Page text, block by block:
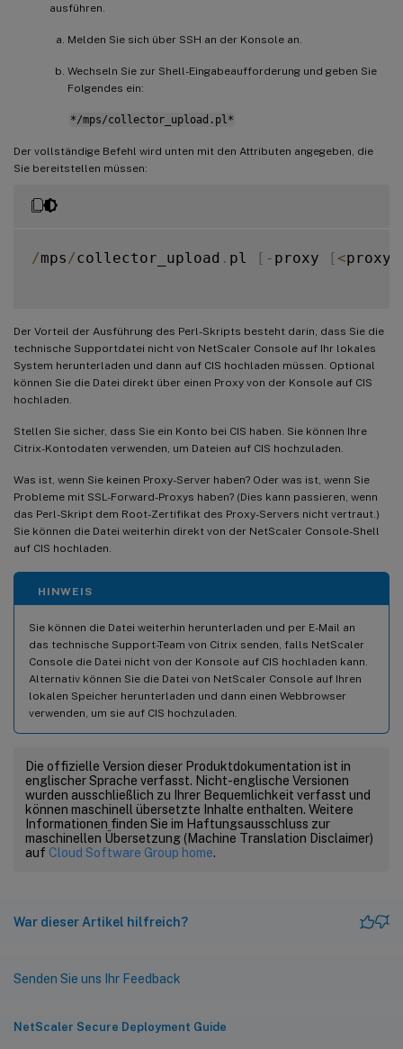
ausführen.
Melden Sie sich über SSH an der Konsole an.
Wechseln Sie zur Shell-Eingabeaufforderung und geben Sie
Folgendes ein:
*/mps/collector_upload.pl*
Der vollständige Befehl wird unten mit den Attributen angegeben, die
Sie bereitstellen müssen:
/mps /collector_upload . pl [ - proxy [ <
Der Vorteil der Ausführung des Perl-Skripts besteht darin, dass Sie die
technische Supportdatei nicht von NetScaler Console auf Ihr lokales
System herunterladen und dann auf CIS hochladen müssen. Optional
können Sie die Datei direkt über einen Proxy von der Konsole auf CIS
hochladen.
Stellen Sie sicher, dass Sie ein Konto bei CIS haben. Sie können Ihre
Citrix-Kontodaten verwenden, um Dateien auf CIS hochzuladen.
Was ist, wenn Sie keinen Proxy-Server haben? Oder was ist, wenn Sie
Probleme mit SSL-Forward-Proxys haben? (Dies kann passieren, wenn
das Perl-Skript dem Root-Zertifikat des Proxy-Servers nicht vertraut.)
Sie können die Datei weiterhin direkt von der NetScaler Console-Shell
auf CIS hochladen.
HINWEIS
Sie können die Datei weiterhin herunterladen und per E-Mail an
das technische Support-Team von Citrix senden, falls NetScaler
Console die Datei nicht von der Konsole auf CIS hochladen kann.
Alternativ können Sie die Datei von NetScaler Console auf Ihren
lokalen Speicher herunterladen und dann einen Webbrowser
verwenden, um sie auf CIS hochzuladen.
Die offizielle Version dieser Produktdokumentation ist in
englischer Sprache verfasst. Nicht-englische Versionen
wurden ausschließlich zu Ihrer Bequemlichkeit verfasst und
können maschinell übersetzte Inhalte enthalten. Weitere
Informationen finden Sie im Haftungsausschluss zur
maschinellen Übersetzung (Machine Translation Disclaimer)
auf Cloud Software Group home.
War dieser Artikel hilfreich?
Senden Sie uns Ihr Feedback
NetScaler Secure Deployment Guide